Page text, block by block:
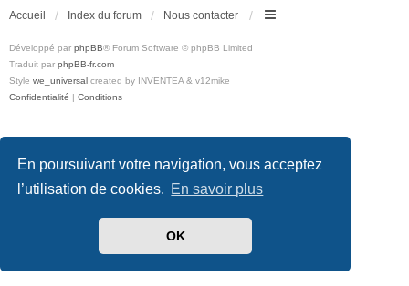
En poursuivant votre navigation, vous acceptez
l’utilisation de cookies. En savoir plus
OK
Accueil Index du forum Nous contacter
Développé par phpBB® Forum Software © phpBB Limited
Traduit par phpBB-fr.com
Style we_universal created by INVENTEA & v12mike
Confidentialité | Conditions